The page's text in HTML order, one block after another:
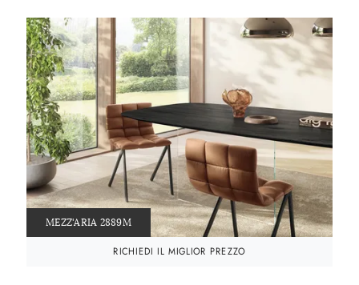
MEZZ'ARIA 2889M
RICHIEDI IL MIGLIOR PREZZO